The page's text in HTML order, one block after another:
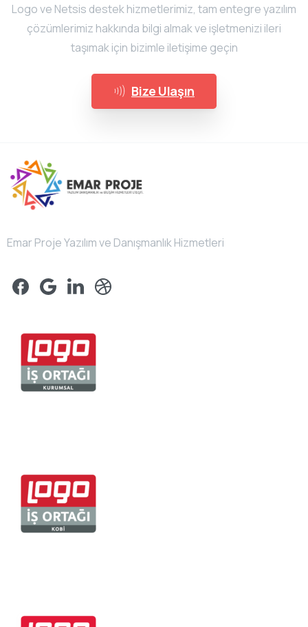
Logo ve Netsis destek hizmetlerimiz, tam entegre yazılım
çözümlerimiz hakkında bilgi almak ve işletmenizi ileri
taşımak için bizimle iletişime geçin
Bize Ulaşın
Emar Proje Yazılım ve Danışmanlık Hizmetleri